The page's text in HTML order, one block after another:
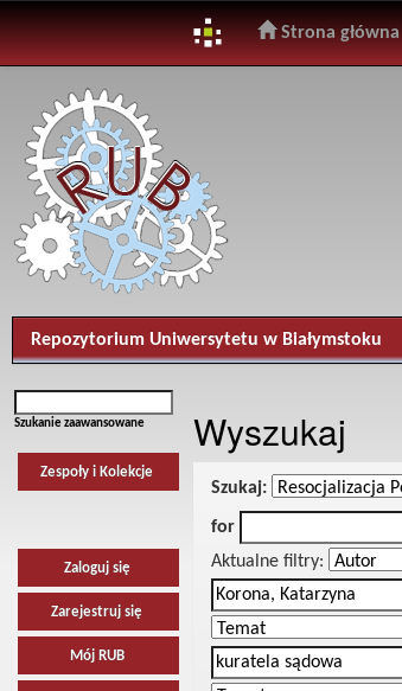
navigation
Strona główna
Repozytorium Uniwersytetu w Białymstoku
Szukanie zaawansowane
Zespoły i Kolekcje
Zaloguj się
Zarejestruj się
Mój RUB
Wyszukaj
Szukaj:
for
Aktualne filtry: